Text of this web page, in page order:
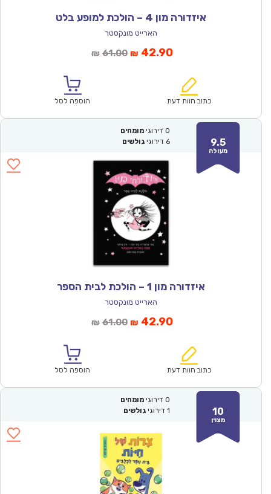
איזדורה מון 4 – הולכת למופע בלט
הארייט מונקסטר
₪ 61.00המחיר
₪61.00.
₪ 42.90המחיר
הוא:
כתוב חוות דעת הוספה לסל
9.5
מעולה
0 דירוגי מומחים
6 דירוגי גולשים
איזדורה מון 1 – הולכת לבית הספר
הארייט מונקסטר
₪ 61.00המחיר
₪61.00.
₪ 42.90המחיר
הוא:
כתוב חוות דעת הוספה לסל
10
מצוין
0 דירוגי מומחים
1 דירוגי גולשים